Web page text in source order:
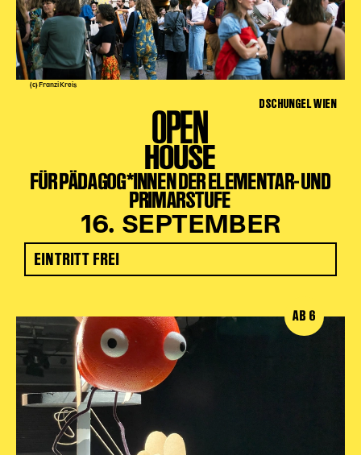
(c) Franzi Kreis
DSCHUNGEL WIEN
OPEN
HOUSE
FÜR PÄDAGOG*INNEN DER ELEMENTAR- UND
PRIMARSTUFE
16. SEPTEMBER
EINTRITT FREI
AB 6